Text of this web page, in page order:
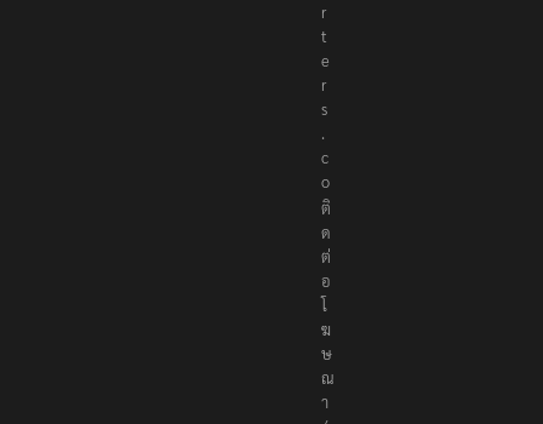
r
t
e
r
s
.
c
o
ติ
ด
ต่
อ
โ
ฆ
ษ
ณ
า